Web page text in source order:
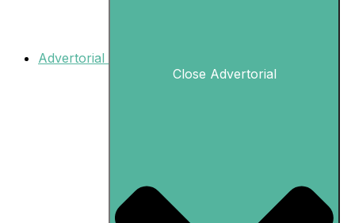
Advertorial
Close Advertorial